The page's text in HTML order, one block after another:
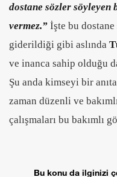
dostane sözler söyleyen
vermez.” İşte bu dostane
giderildiği gibi aslında
ve inanca sahip olduğu
Şu anda kimseyi bir
zaman düzenli ve
çalışmaları bu bakımlı
Bu konu da ilginizi